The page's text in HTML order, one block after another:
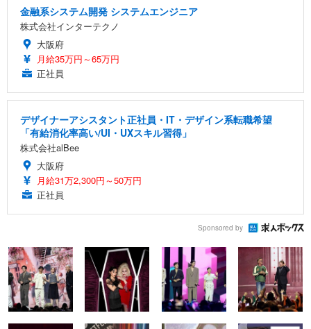
金融系システム開発 システムエンジニア
株式会社インターテクノ
大阪府
月給35万円～65万円
正社員
デザイナーアシスタント正社員・IT・デザイン系転職希望
「有給消化率高い/UI・UXスキル習得」
株式会社alBee
大阪府
月給31万2,300円～50万円
正社員
Sponsored by